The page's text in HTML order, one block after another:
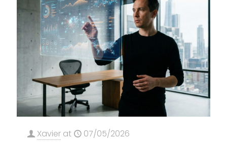
Xavier at 07/05/2026